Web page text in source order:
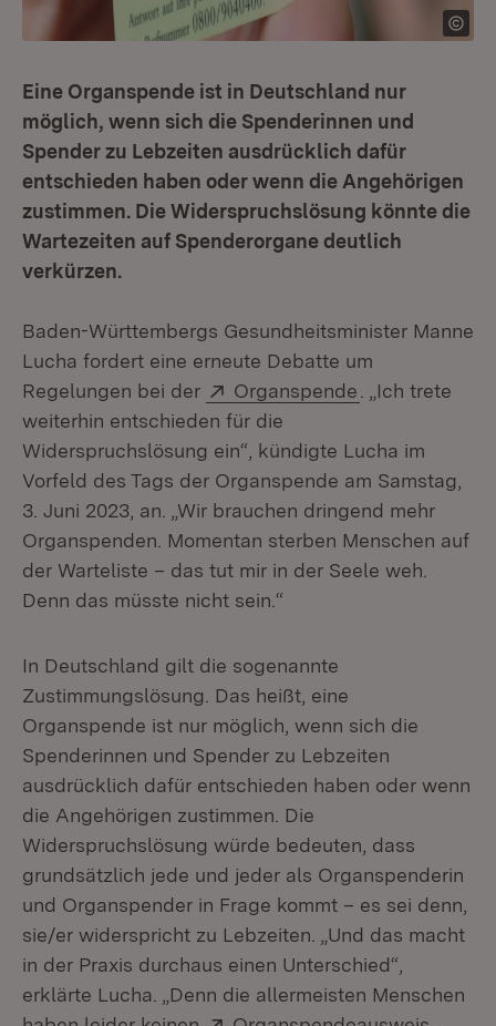
Eine Organspende ist in Deutschland nur
möglich, wenn sich die Spenderinnen und
Spender zu Lebzeiten ausdrücklich dafür
entschieden haben oder wenn die Angehörigen
zustimmen. Die Widerspruchslösung könnte die
Wartezeiten auf Spenderorgane deutlich
verkürzen.
Baden-Württembergs Gesundheitsminister Manne
Lucha fordert eine erneute Debatte um
Regelungen bei der
Extern:
Organspende (Öffnet in
. „Ich trete
weiterhin entschieden für die
Widerspruchslösung ein“, kündigte Lucha im
Vorfeld des Tags der Organspende am Samstag,
3. Juni 2023, an. „Wir brauchen dringend mehr
Organspenden. Momentan sterben Menschen auf
der Warteliste – das tut mir in der Seele weh.
Denn das müsste nicht sein.“
In Deutschland gilt die sogenannte
Zustimmungslösung. Das heißt, eine
Organspende ist nur möglich, wenn sich die
Spenderinnen und Spender zu Lebzeiten
ausdrücklich dafür entschieden haben oder wenn
die Angehörigen zustimmen. Die
Widerspruchslösung würde bedeuten, dass
grundsätzlich jede und jeder als Organspenderin
und Organspender in Frage kommt – es sei denn,
sie/er widerspricht zu Lebzeiten. „Und das macht
in der Praxis durchaus einen Unterschied“,
erklärte Lucha. „Denn die allermeisten Menschen
Extern: